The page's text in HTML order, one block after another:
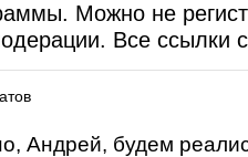
Можно не
Все ссылки
Андрей, будем